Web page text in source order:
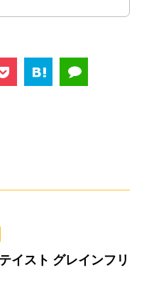
イスト グレインフリ